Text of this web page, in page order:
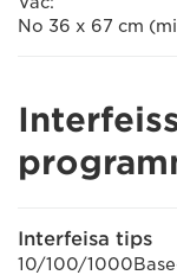
No 36 x 67 cm
Interfeisa tips
10/100/